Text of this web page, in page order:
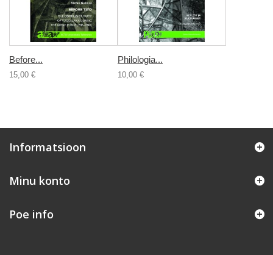
Before...
15,00 €
Philologia...
10,00 €
Informatsioon
Minu konto
Poe info